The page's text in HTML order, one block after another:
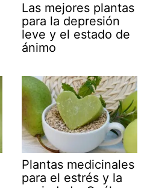
Las mejores plantas
para la depresión
leve y el estado de
ánimo
Plantas medicinales
para el estrés y la